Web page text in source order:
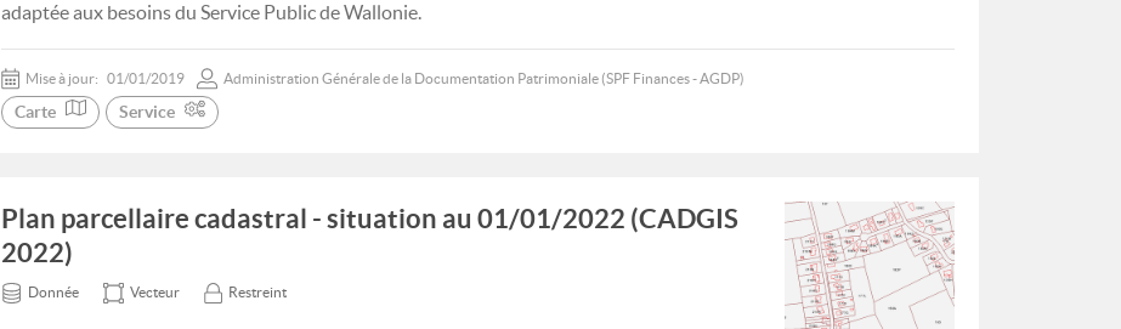
adaptée aux besoins du Service Public de Wallonie.
Mise à jour: 01/01/2019 Administration Générale de la Documentation Patrimoniale (SPF Finances - AGDP)
Carte Service
Plan parcellaire cadastral - situation au 01/01/2022 (CADGIS
2022)
Donnée Vecteur Restreint